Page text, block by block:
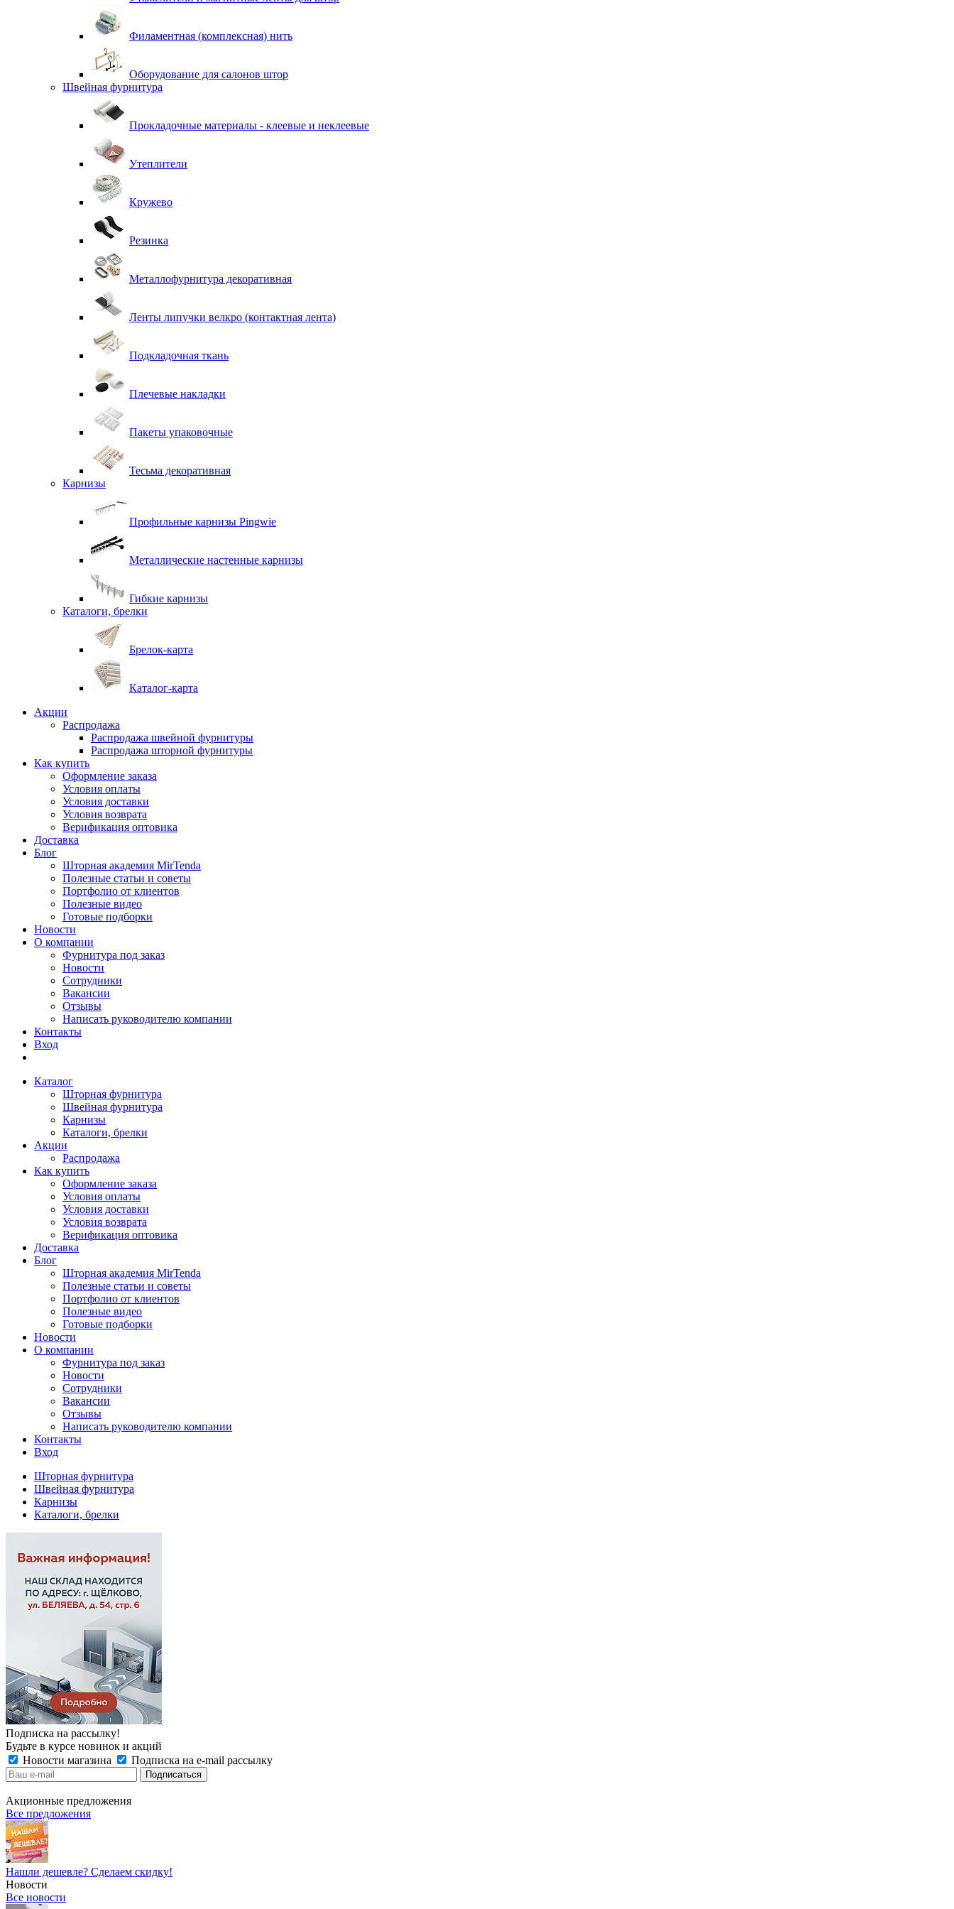
Филаментная (комплексная) нить
Оборудование для салонов штор
Швейная фурнитура
Прокладочные материалы - клеевые и неклеевые
Утеплители
Кружево
Резинка
Металлофурнитура декоративная
Ленты липучки велкро (контактная лента)
Подкладочная ткань
Плечевые накладки
Пакеты упаковочные
Тесьма декоративная
Карнизы
Профильные карнизы Pingwie
Металлические настенные карнизы
Гибкие карнизы
Каталоги, брелки
Брелок-карта
Каталог-карта
Акции
Распродажа
Распродажа швейной фурнитуры
Распродажа шторной фурнитуры
Как купить
Оформление заказа
Условия оплаты
Условия доставки
Условия возврата
Верификация оптовика
Доставка
Блог
Шторная академия MirTenda
Полезные статьи и советы
Портфолио от клиентов
Полезные видео
Готовые подборки
Новости
О компании
Фурнитура под заказ
Новости
Сотрудники
Вакансии
Отзывы
Написать руководителю компании
Контакты
Вход
Каталог
Шторная фурнитура
Швейная фурнитура
Карнизы
Каталоги, брелки
Акции
Распродажа
Как купить
Оформление заказа
Условия оплаты
Условия доставки
Условия возврата
Верификация оптовика
Доставка
Блог
Шторная академия MirTenda
Полезные статьи и советы
Портфолио от клиентов
Полезные видео
Готовые подборки
Новости
О компании
Фурнитура под заказ
Новости
Сотрудники
Вакансии
Отзывы
Написать руководителю компании
Контакты
Вход
Шторная фурнитура
Швейная фурнитура
Карнизы
Каталоги, брелки
Подписка на рассылку!
Будьте в курсе новинок и акций
Новости магазина
Подписка на e-mail рассылку
Акционные предложения
Все предложения
Нашли дешевле? Сделаем скидку!
Новости
Все новости